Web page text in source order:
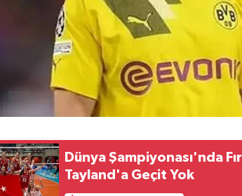
Dünya Şampiyonası'nda
Tayland'a Geçit Yok